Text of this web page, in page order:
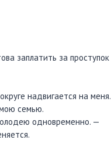
заплатить за проступок
надвигается на меня.
семью.
одновременно. —